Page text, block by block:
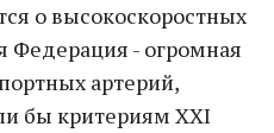
о высокоскоростных
Федерация - огромная
артерий,
бы критериям XXI